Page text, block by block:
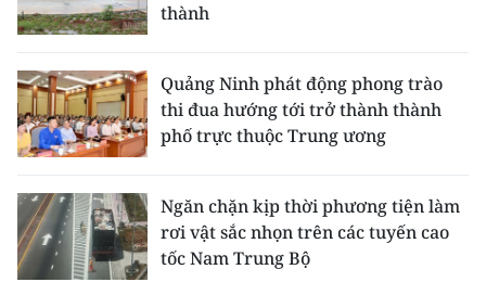
thành
Quảng Ninh phát động phong trào
thi đua hướng tới trở thành thành
phố trực thuộc Trung ương
Ngăn chặn kịp thời phương tiện làm
rơi vật sắc nhọn trên các tuyến cao
tốc Nam Trung Bộ